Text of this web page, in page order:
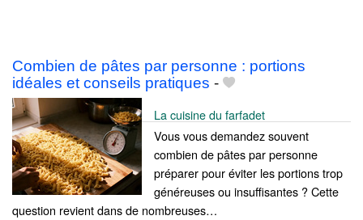
Combien de pâtes par personne : portions
idéales et conseils pratiques -
La cuisine du farfadet
Vous vous demandez souvent
combien de pâtes par personne
préparer pour éviter les portions trop
généreuses ou insuffisantes ? Cette
question revient dans de nombreuses…